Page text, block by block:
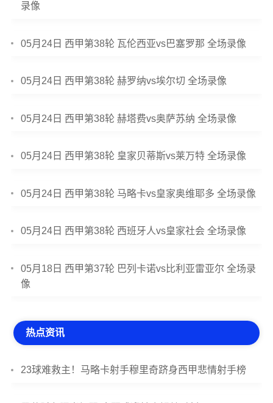
录像
05月24日 西甲第38轮 瓦伦西亚vs巴塞罗那 全场录像
05月24日 西甲第38轮 赫罗纳vs埃尔切 全场录像
05月24日 西甲第38轮 赫塔费vs奥萨苏纳 全场录像
05月24日 西甲第38轮 皇家贝蒂斯vs莱万特 全场录像
05月24日 西甲第38轮 马略卡vs皇家奥维耶多 全场录像
05月24日 西甲第38轮 西班牙人vs皇家社会 全场录像
05月18日 西甲第37轮 巴列卡诺vs比利亚雷亚尔 全场录
像
热点资讯
23球难救主！马略卡射手穆里奇跻身西甲悲情射手榜